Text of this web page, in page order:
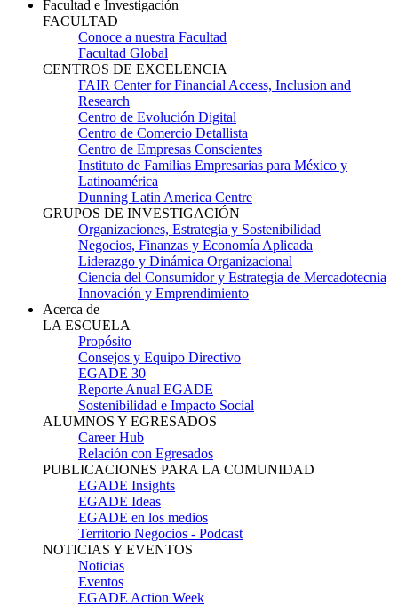
Facultad e Investigación
FACULTAD
Conoce a nuestra Facultad
Facultad Global
CENTROS DE EXCELENCIA
FAIR Center for Financial Access, Inclusion and
Research
Centro de Evolución Digital
Centro de Comercio Detallista
Centro de Empresas Conscientes
Instituto de Familias Empresarias para México y
Latinoamérica
Dunning Latin America Centre
GRUPOS DE INVESTIGACIÓN
Organizaciones, Estrategia y Sostenibilidad
Negocios, Finanzas y Economía Aplicada
Liderazgo y Dinámica Organizacional
Ciencia del Consumidor y Estrategia de Mercadotecnia
Innovación y Emprendimiento
Acerca de
LA ESCUELA
Propósito
Consejos y Equipo Directivo
EGADE 30
Reporte Anual EGADE
Sostenibilidad e Impacto Social
ALUMNOS Y EGRESADOS
Career Hub
Relación con Egresados
PUBLICACIONES PARA LA COMUNIDAD
EGADE Insights
EGADE Ideas
EGADE en los medios
Territorio Negocios - Podcast
NOTICIAS Y EVENTOS
Noticias
Eventos
EGADE Action Week